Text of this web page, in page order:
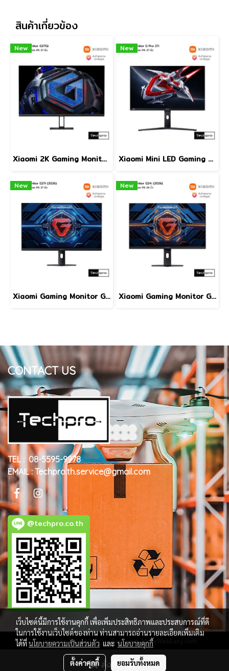
สั่งซื้อสินค้า
สินค้าเกี่ยวข้อง
New
Xiaomi 2K Gaming Monitor G27Qi จอมอนิเตอร์หน้าจอ IPS 27 นิ้ว จอเกมประสิทธิภาพสูงที่มาพร้อมคุณภาพของภาพอันยอดเยี่ยม
New
Xiaomi Mini LED Gaming Monitor G Pro 27i จอมอนิเตอร์หน้าจอ IPS 27 นิ้ว ภาพที่งดงามจนคุณต้องทึ่ง เรือธงสายอีสปอร์ต
New
Xiaomi Gaming Monitor G27i (2026) จอมอนิเตอร์หน้าจอ IPS 27 นิ้ว อัตรารีเฟรชสูง 200Hz | เวลาตอบสนอง 1ms | ΔE
New
Xiaomi Gaming Monitor G24i (2026) จอมอนิเตอร์หน้าจอ IPS 24 นิ้ว อัตรารีเฟรชสูง 200Hz | เวลาตอบสนอง 1ms | ΔE
CONTACT US
TEL : 08-5595-9978
EMAIL : Techpro.th.service@gmail.com
@techpro.co.th
© Copyright 2018 All Rights Reserved. MakeWebEasy.com
ผู้เข้าชมขณะนี้ 151
เว็บไซต์นี้มีการใช้งานคุกกี้ เพื่อเพิ่มประสิทธิภาพและประสบการณ์ที่ดี
ในการใช้งานเว็บไซต์ของท่าน ท่านสามารถอ่านรายละเอียดเพิ่มเติม
ได้ที่นโยบายความเป็นส่วนตัว และ นโยบายคุกกี้
ตั้งค่าคุกกี้ ยอมรับทั้งหมด